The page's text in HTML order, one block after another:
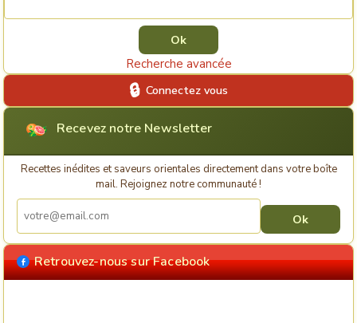
Recherche avancée
Connectez vous
Recevez notre Newsletter
Recettes inédites et saveurs orientales directement dans votre boîte
mail. Rejoignez notre communauté !
Retrouvez-nous sur Facebook